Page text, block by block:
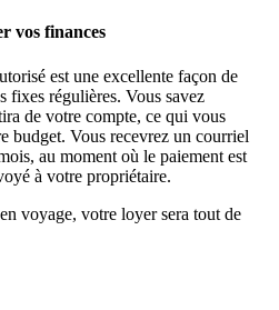
vos finances
est une excellente façon de
fixes régulières. Vous savez
de votre compte, ce qui vous
budget. Vous recevrez un courriel
au moment où le paiement est
à votre propriétaire.
voyage, votre loyer sera tout de